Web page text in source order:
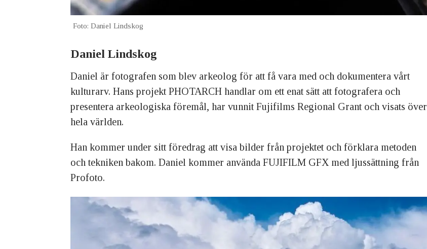
Foto: Daniel Lindskog
Daniel Lindskog
Daniel är fotografen som blev arkeolog för att få vara med och dokumentera vårt
kulturarv. Hans projekt PHOTARCH handlar om ett enat sätt att fotografera och
presentera arkeologiska föremål, har vunnit Fujifilms Regional Grant och visats över
hela världen.
Han kommer under sitt föredrag att visa bilder från projektet och förklara metoden
och tekniken bakom. Daniel kommer använda FUJIFILM GFX med ljussättning från
Profoto.